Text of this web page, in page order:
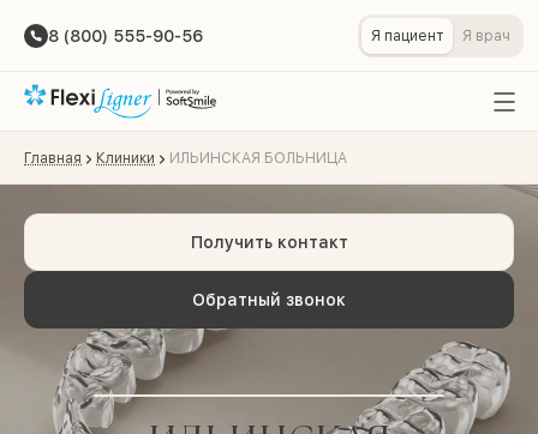
8 (800) 555-90-56 Я пациент Я врач
Главная Клиники ИЛЬИНСКАЯ БОЛЬНИЦА
Обратный звонок
Получить контакт